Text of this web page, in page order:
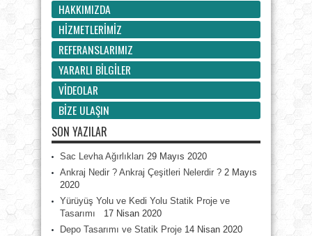
HAKKIMIZDA
HİZMETLERİMİZ
REFERANSLARIMIZ
YARARLI BİLGİLER
VİDEOLAR
BİZE ULAŞIN
SON YAZILAR
Sac Levha Ağırlıkları 29 Mayıs 2020
Ankraj Nedir ? Ankraj Çeşitleri Nelerdir ? 2 Mayıs
2020
Yürüyüş Yolu ve Kedi Yolu Statik Proje ve
Tasarımı
17 Nisan 2020
Depo Tasarımı ve Statik Proje 14 Nisan 2020